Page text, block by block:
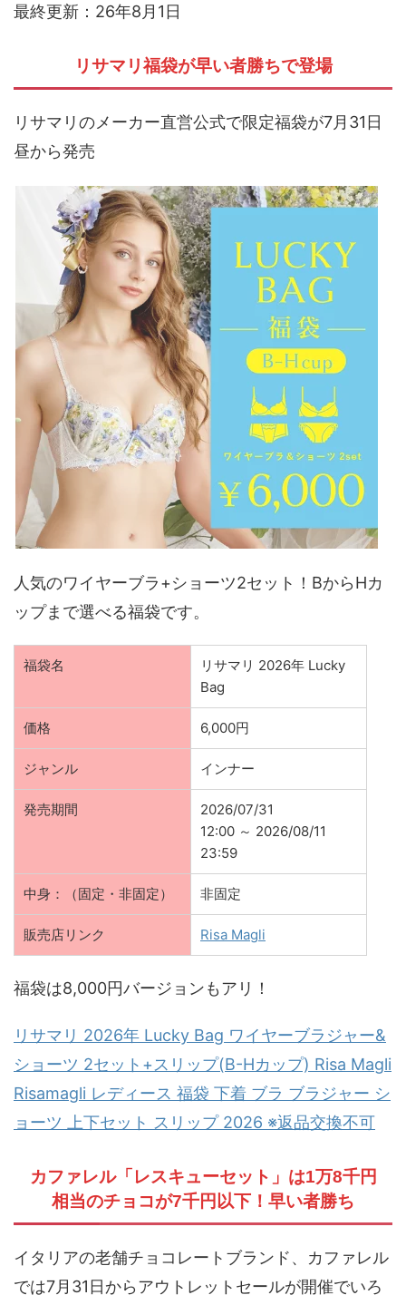
最終更新：26年8月1日
リサマリ福袋が早い者勝ちで登場
リサマリのメーカー直営公式で限定福袋が7月31日
昼から発売
人気のワイヤーブラ+ショーツ2セット！BからHカ
ップまで選べる福袋です。
福袋名
リサマリ 2026年 Lucky
Bag
価格 6,000円
ジャンル インナー
発売期間
2026/07/31
12:00 ～ 2026/08/11
23:59
中身：（固定・非固定） 非固定
販売店リンク Risa Magli
福袋は8,000円バージョンもアリ！
リサマリ 2026年 Lucky Bag ワイヤーブラジャー&
ショーツ 2セット+スリップ(B-Hカップ) Risa Magli
Risamagli レディース 福袋 下着 ブラ ブラジャー シ
ョーツ 上下セット スリップ 2026 ※返品交換不可
カファレル「レスキューセット」は1万8千円
相当のチョコが7千円以下！早い者勝ち
イタリアの老舗チョコレートブランド、カファレル
では7月31日からアウトレットセールが開催でいろ